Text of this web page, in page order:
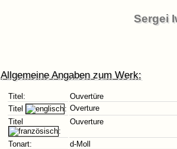
Sergei
Allgemeine Angaben zum Werk:
Titel:
Ouvertüre
Titel
: Overture
Titel
:
Ouverture
Tonart:
d-Moll